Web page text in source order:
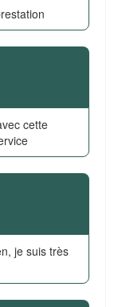
cette
je suis très